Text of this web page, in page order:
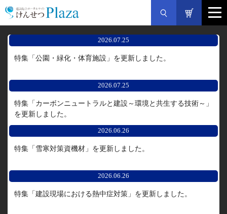
2026.07.25
特集「公園・緑化・体育施設」を更新しました。
2026.07.25
特集「カーボンニュートラルと建設～環境と共生する技術～」
を更新しました。
2026.06.26
特集「雪寒対策資機材」を更新しました。
2026.06.26
特集「建設現場における熱中症対策」を更新しました。